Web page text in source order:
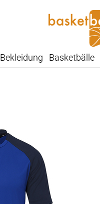
Bekleidung Basketbälle